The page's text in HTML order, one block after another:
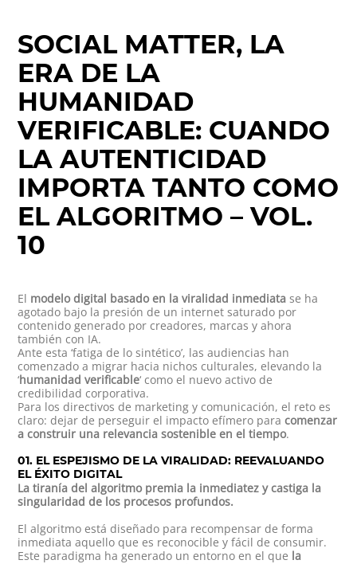
SOCIAL MATTER, LA
ERA DE LA
HUMANIDAD
VERIFICABLE: CUANDO
LA AUTENTICIDAD
IMPORTA TANTO COMO
EL ALGORITMO – VOL.
10
El modelo digital basado en la viralidad inmediata se ha
agotado bajo la presión de un internet saturado por
contenido generado por creadores, marcas y ahora
también con IA.
Ante esta ‘fatiga de lo sintético’, las audiencias han
comenzado a migrar hacia nichos culturales, elevando la
‘humanidad verificable‘ como el nuevo activo de
credibilidad corporativa.
Para los directivos de marketing y comunicación, el reto es
claro: dejar de perseguir el impacto efímero paracomenzar
a construir una relevancia sostenible en el tiempo.
01. EL ESPEJISMO DE LA VIRALIDAD: REEVALUANDO
EL ÉXITO DIGITAL
La tiranía del algoritmo premia la inmediatez y castiga la
singularidad de los procesos profundos.
El algoritmo está diseñado para recompensar de forma
inmediata aquello que es reconocible y fácil de consumir.
Este paradigma ha generado un entorno en el que la